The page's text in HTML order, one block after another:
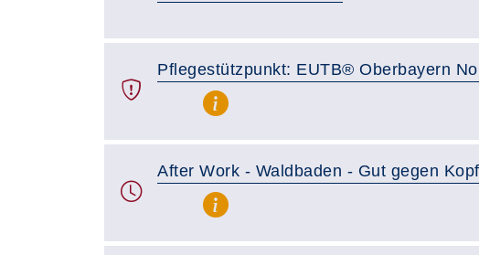
Pflegestützpunkt: EUTB® Oberbayern
After Work - Waldbaden - Gut gegen